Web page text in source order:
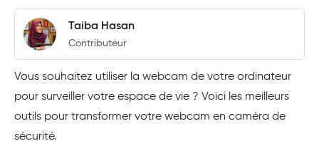
Taiba Hasan
Contributeur
Vous souhaitez utiliser la webcam de votre ordinateur
pour surveiller votre espace de vie ? Voici les meilleurs
outils pour transformer votre webcam en caméra de
sécurité.